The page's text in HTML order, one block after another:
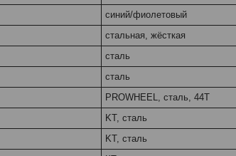
синий/фиолетовый
стальная, жёсткая
сталь
сталь
PROWHEEL, сталь, 44Т
KT, сталь
KT, сталь